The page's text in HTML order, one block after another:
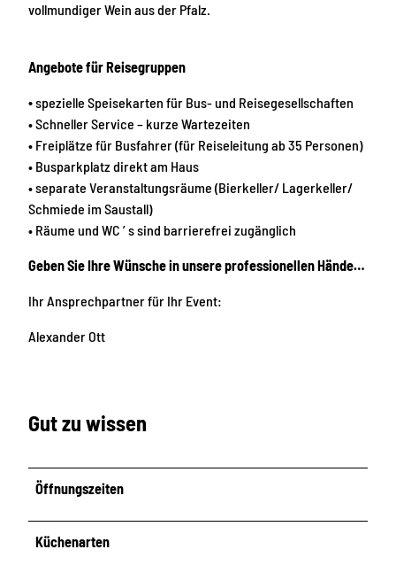
vollmundiger Wein aus der Pfalz.
Angebote für Reisegruppen
•spezielle Speisekarten für Bus- und Reisegesellschaften
• Schneller Service – kurze Wartezeiten
• Freiplätze für Busfahrer (für Reiseleitung ab 35 Personen)
• Busparkplatz direkt am Haus
• separate Veranstaltungsräume (Bierkeller/ Lagerkeller/
Schmiede im Saustall)
• Räume und WC ’ s sind barrierefrei zugänglich
Geben Sie Ihre Wünsche in unsere professionellen Hände…
Ihr Ansprechpartner für Ihr Event:
Alexander Ott
Gut zu wissen
Öffnungszeiten
Küchenarten